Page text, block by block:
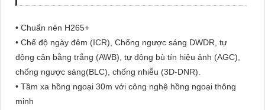
• Chuẩn nén H265+
• Chế độ ngày đêm (ICR), Chống ngược sáng DWDR, tự
động cân bằng trắng (AWB), tự động bù tín hiệu ảnh (AGC),
chống ngược sáng(BLC), chống nhiễu (3D-DNR).
• Tầm xa hồng ngoại 30m với công nghệ hồng ngoại thông
minh